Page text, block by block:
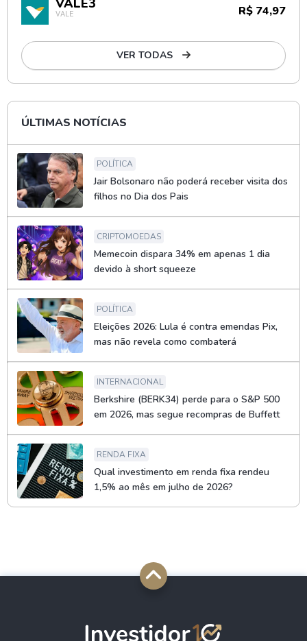
VALE R$ 74,97
VER TODAS
ÚLTIMAS NOTÍCIAS
POLÍTICA
Jair Bolsonaro não poderá receber visita dos
filhos no Dia dos Pais
CRIPTOMOEDAS
Memecoin dispara 34% em apenas 1 dia
devido à short squeeze
POLÍTICA
Eleições 2026: Lula é contra emendas Pix,
mas não revela como combaterá
INTERNACIONAL
Berkshire (BERK34) perde para o S&P 500
em 2026, mas segue recompras de Buffett
RENDA FIXA
Qual investimento em renda fixa rendeu
1,5% ao mês em julho de 2026?